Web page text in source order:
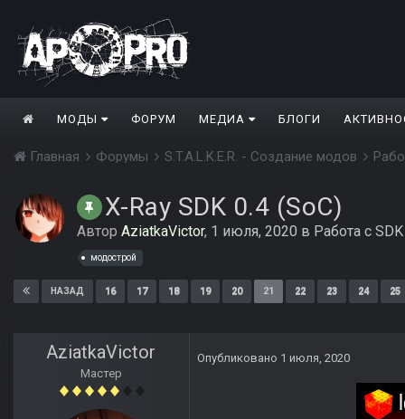
МОДЫ ФОРУМ МЕДИА БЛОГИ
Главная Форумы S.T.A.L.K.E.R. - Создание модов
X-Ray SDK 0.4 (SoC)
Автор AziatkaVictor, 1 июля, 2020 в Работа с SDK
модострой
НАЗАД 16 17 18 19 20 21 22 23 24 25
AziatkaVictor
Мастер
Опубликовано 1 июля, 2020